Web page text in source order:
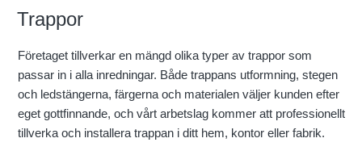
Trappor
Företaget tillverkar en mängd olika typer av trappor som
passar in i alla inredningar. Både trappans utformning, stegen
och ledstängerna, färgerna och materialen väljer kunden efter
eget gottfinnande, och vårt arbetslag kommer att professionellt
tillverka och installera trappan i ditt hem, kontor eller fabrik.